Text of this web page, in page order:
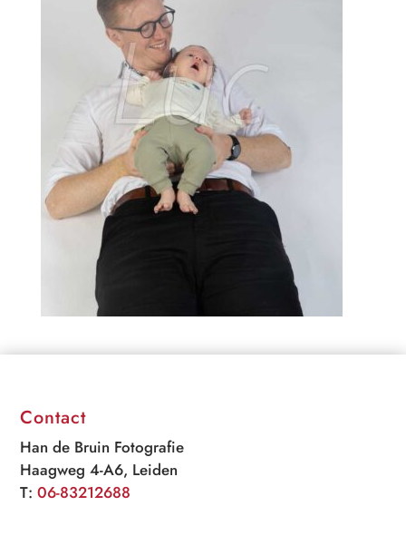
Contact
Han de Bruin Fotografie
Haagweg 4-A6, Leiden
T:06-83212688